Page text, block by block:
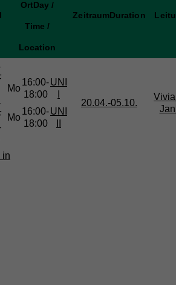
OrtDay /
Time /
Location
ZeitraumDuration
Mo
16:00-
18:00
UNI
Mo
16:00-
18:00
UNI
20.04.-05.10.
in